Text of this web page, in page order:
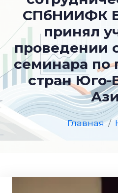
СПбНИИФК
принял
проведении
семинара по
стран Юго-
Главная